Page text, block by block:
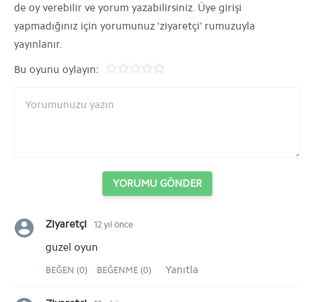
de oy verebilir ve yorum yazabilirsiniz. Üye girişi
yapmadığınız için yorumunuz 'ziyaretçi' rumuzuyla
yayınlanır.
Bu oyunu oylayın:
YORUMU GÖNDER
Ziyaretçi 12 yıl önce
guzel oyun
BEĞEN (0) BEĞENME (0) Yanıtla